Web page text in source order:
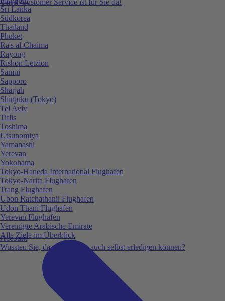
Unser Customer Service ist für Sie da!
Account
Wussten Sie, dass Sie vieles auch selbst erledigen können?
Sri Lanka
Südkorea
Thailand
Phuket
Ra's al-Chaima
Rayong
Rishon Letzion
Samui
Sapporo
Sharjah
Shinjuku (Tokyo)
Tel Aviv
Tiflis
Toshima
Utsunomiya
Yamanashi
Yerevan
Yokohama
Tokyo-Haneda International Flughafen
Tokyo-Narita Flughafen
Trang Flughafen
Ubon Ratchathanii Flughafen
Udon Thani Flughafen
Yerevan Flughafen
Vereinigte Arabische Emirate
Alle Ziele im Überblick